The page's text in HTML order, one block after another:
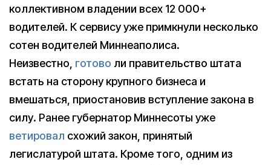
коллективном владении всех 12 000+
водителей. К сервису уже примкнули несколько
сотен водителей Миннеаполиса.
Неизвестно, готово ли правительство штата
встать на сторону крупного бизнеса и
вмешаться, приостановив вступление закона в
силу. Ранее губернатор Миннесоты уже
ветировал схожий закон, принятый
легислатурой штата. Кроме того, одним из